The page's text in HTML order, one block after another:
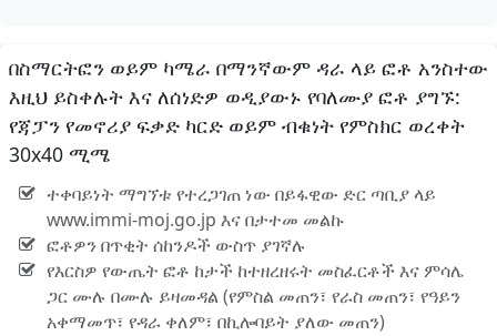
በስማርትፎን ወይም ካሜራ በማንኛውም ዳራ ላይ ፎቶ አንስተው
እዚህ ይስቀሉት እና ለሰነድዎ ወዲያውኑ የባለሙያ ፎቶ ያግኙ:
የጃፓን የመኖሪያ ፍቃድ ካርድ ወይም ብቁነት የምስክር ወረቀት
30x40 ሚሜ
ተቀባይነት ማግኘቱ የተረጋገጠ ነው በይፋዊው ድር ጣቢያ ላይ
www.immi-moj.go.jp እና በታተመ መልኩ
ፎቶዎን በጥቂት ሰከንዶች ውስጥ ያገኛሉ
የእርስዎ የውጤት ፎቶ ከታች ከተዘረዘሩት መስፈርቶች እና ምሳሌ
ጋር ሙሉ በሙሉ ይዛመዳል (የምስል መጠን፣ የራስ መጠን፣ የዓይን
አቀማመጥ፣ የዳራ ቀለም፣ በኪሎባይት ያለው መጠን)